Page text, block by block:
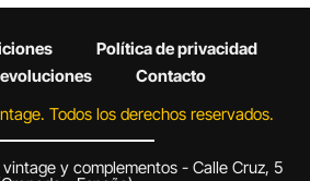
Política de privacidad
Contacto
Todos los derechos reservados.
y complementos - Calle Cruz, 5